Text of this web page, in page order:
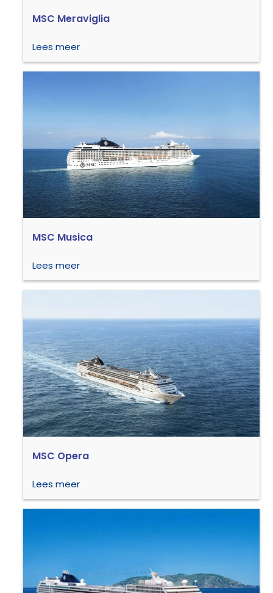
MSC Meraviglia
Lees meer
MSC Musica
Lees meer
MSC Opera
Lees meer